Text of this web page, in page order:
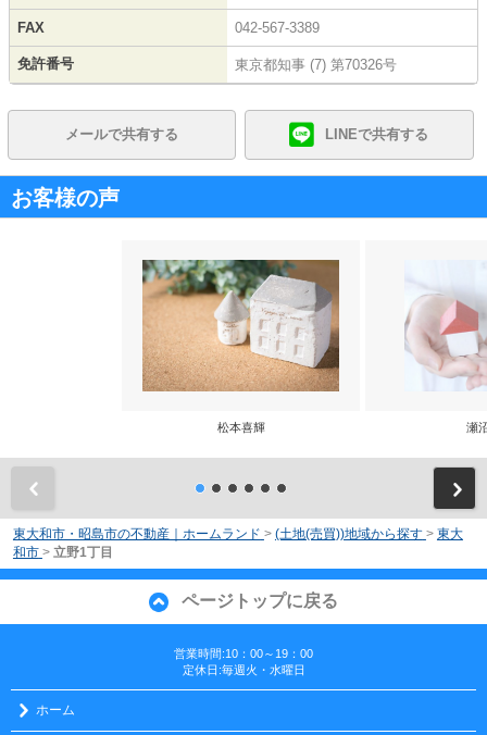
FAX 042-567-3389
免許番号 東京都知事 (7) 第70326号
メールで共有する LINEで共有する
お客様の声
松本喜輝 瀬
東大和市・昭島市の不動産｜ホームランド > (土地(売買))地域から探す > 東大
和市 > 立野1丁目
ページトップに戻る
営業時間:10：00～19：00
定休日:毎週火・水曜日
ホーム